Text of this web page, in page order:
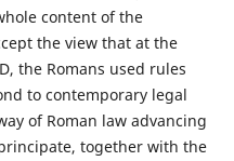
content of the
the view that at the
the Romans used rules
to contemporary legal
of Roman law advancing
together with the